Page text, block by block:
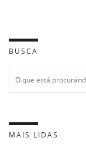
BUSCA
MAIS LIDAS